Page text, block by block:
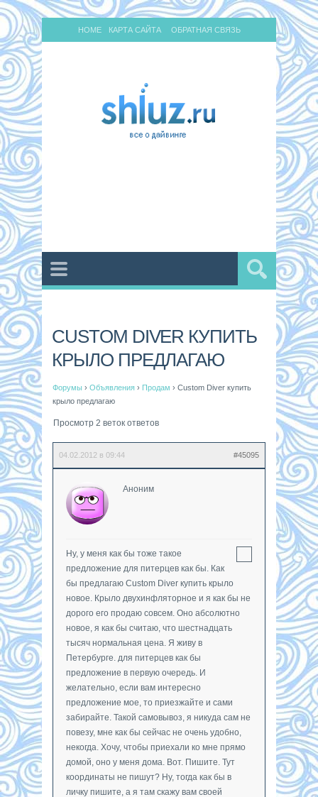
HOME КАРТА САЙТА ОБРАТНАЯ СВЯЗЬ
CUSTOM DIVER КУПИТЬ
КРЫЛО ПРЕДЛАГАЮ
Форумы › Объявления › Продам › Custom Diver купить
крыло предлагаю
Просмотр 2 веток ответов
04.02.2012 в 09:44 #45095
Аноним
Ну, у меня как бы тоже такое
предложение для питерцев как бы. Как
бы предлагаю Custom Diver купить крыло
новое. Крыло двухинфляторное и я как бы не
дорого его продаю совсем. Оно абсолютно
новое, я как бы считаю, что шестнадцать
тысяч нормальная цена. Я живу в
Петербурге. для питерцев как бы
предложение в первую очередь. И
желательно, если вам интересно
предложение мое, то приезжайте и сами
забирайте. Такой самовывоз, я никуда сам не
повезу, мне как бы сейчас не очень удобно,
некогда. Хочу, чтобы приехали ко мне прямо
домой, оно у меня дома. Вот. Пишите. Тут
координаты не пишут? Ну, тогда как бы в
личку пишите, а я там скажу вам своей